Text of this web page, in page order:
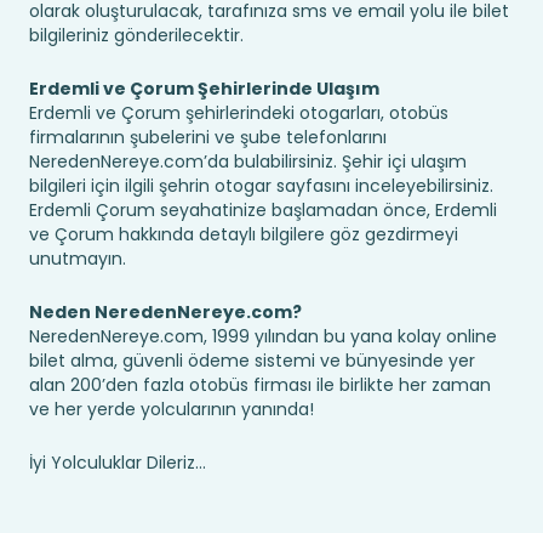
olarak oluşturulacak, tarafınıza sms ve email yolu ile bilet
bilgileriniz gönderilecektir.
Erdemli ve Çorum Şehirlerinde Ulaşım
Erdemli ve Çorum şehirlerindeki otogarları, otobüs
firmalarının şubelerini ve şube telefonlarını
NeredenNereye.com’da bulabilirsiniz. Şehir içi ulaşım
bilgileri için ilgili şehrin otogar sayfasını inceleyebilirsiniz.
Erdemli Çorum seyahatinize başlamadan önce, Erdemli
ve Çorum hakkında detaylı bilgilere göz gezdirmeyi
unutmayın.
Neden NeredenNereye.com?
NeredenNereye.com, 1999 yılından bu yana kolay online
bilet alma, güvenli ödeme sistemi ve bünyesinde yer
alan 200’den fazla otobüs firması ile birlikte her zaman
ve her yerde yolcularının yanında!
İyi Yolculuklar Dileriz...